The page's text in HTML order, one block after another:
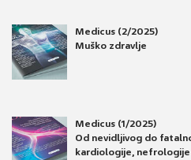
Medicus (2/2025)
Muško zdravlje
Medicus (1/2025)
Od nevidljivog do
kardiologije,